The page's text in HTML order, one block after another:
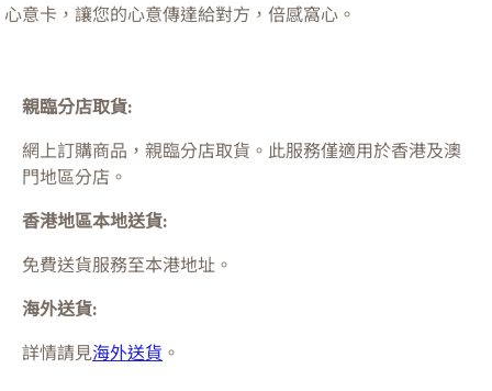
心意卡，讓您的心意傳達給對方，倍感窩心。
親臨分店取貨:
網上訂購商品，親臨分店取貨。此服務僅適用於香港及澳
門地區分店。
香港地區本地送貨:
免費送貨服務至本港地址。
海外送貨:
詳情請見海外送貨 。